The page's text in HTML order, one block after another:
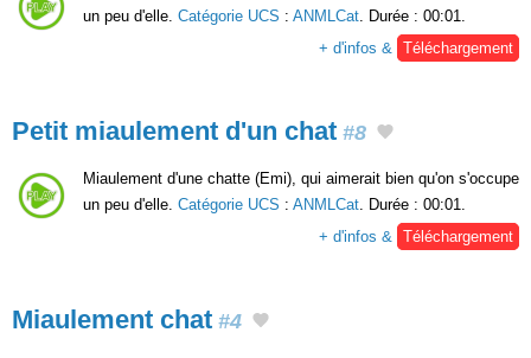
un peu d'elle. Catégorie UCS : ANMLCat . Durée : 00:01.
+ d'infos &
Téléchargement
Petit miaulement d'un chat #8
Miaulement d'une chatte (Emi), qui aimerait bien qu'on s'occupe
un peu d'elle. Catégorie UCS : ANMLCat. Durée : 00:01.
+ d'infos & Téléchargement
Miaulement chat #4